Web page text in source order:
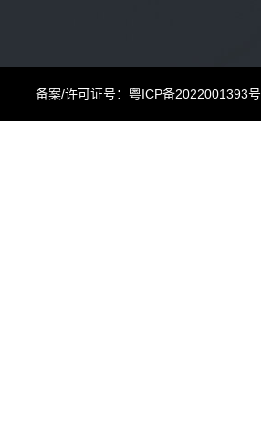
备案/许可证号：粤ICP备2022001393号